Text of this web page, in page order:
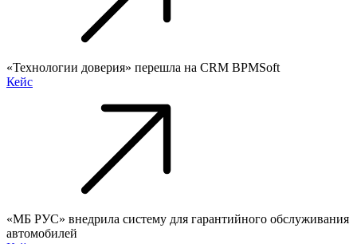
«Технологии доверия» перешла на CRM BPMSoft
Кейс
«МБ РУС» внедрила систему для гарантийного обслуживания
автомобилей